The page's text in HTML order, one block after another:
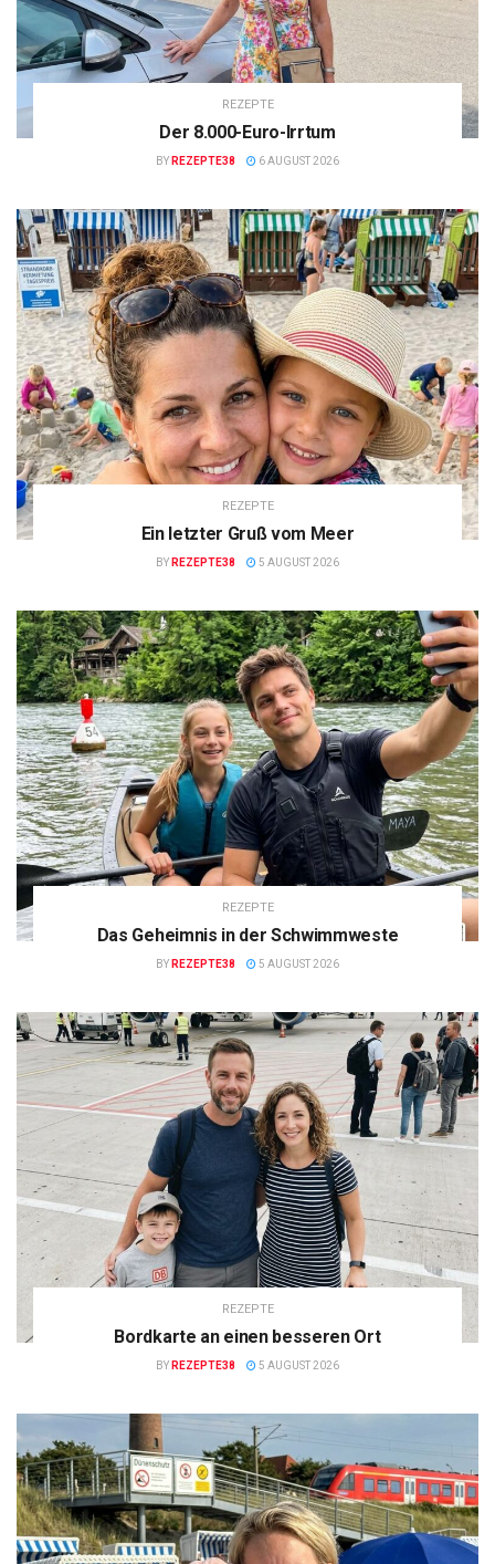
REZEPTE
Der 8.000-Euro-Irrtum
BY REZEPTE38 6 AUGUST 2026
REZEPTE
Ein letzter Gruß vom Meer
BY REZEPTE38 5 AUGUST 2026
REZEPTE
Das Geheimnis in der Schwimmweste
BY REZEPTE38 5 AUGUST 2026
REZEPTE
Bordkarte an einen besseren Ort
BY REZEPTE38 5 AUGUST 2026